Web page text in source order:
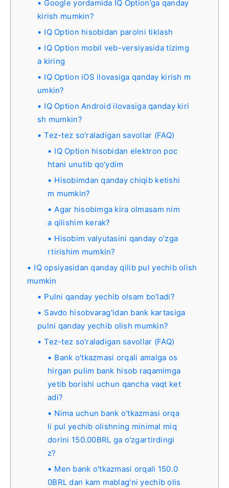
Google yordamida IQ Option’ga qanday
kirish mumkin?
IQ Option hisobidan parolni tiklash
IQ Option mobil veb-versiyasida tizimg
a kiring
IQ Option iOS ilovasiga qanday kirish m
umkin?
IQ Option Android ilovasiga qanday kiri
sh mumkin?
Tez-tez so'raladigan savollar (FAQ)
IQ Option hisobidan elektron poc
htani unutib qo'ydim
Hisobimdan qanday chiqib ketishi
m mumkin?
Agar hisobimga kira olmasam nim
a qilishim kerak?
Hisobim valyutasini qanday o'zga
rtirishim mumkin?
IQ opsiyasidan qanday qilib pul yechib olish
mumkin
Pulni qanday yechib olsam bo'ladi?
Savdo hisobvarag'idan bank kartasiga
pulni qanday yechib olish mumkin?
Tez-tez so'raladigan savollar (FAQ)
Bank o'tkazmasi orqali amalga os
hirgan pulim bank hisob raqamimga
yetib borishi uchun qancha vaqt ket
adi?
Nima uchun bank o'tkazmasi orqa
li pul yechib olishning minimal miq
dorini 150.00BRL ga o'zgartirdingi
z?
Men bank o'tkazmasi orqali 150.0
0BRL dan kam mablag'ni yechib olis